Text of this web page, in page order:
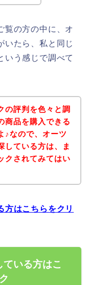
覧の方の中に、オ
いたら、私と同じ
う感じで調べて
の評判を色々と調
商品を購入できる
♪なので、オーツ
している方は、ま
クされてみてはい
方はこちらをクリ
いる方はこ